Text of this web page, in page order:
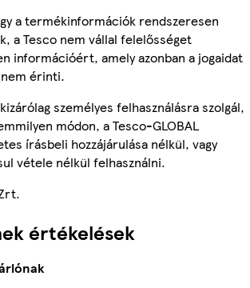
a termékinformációk rendszeresen
a Tesco nem vállal felelősséget
információért, amely azonban a jogaidat
érinti.
személyes felhasználásra szolgál,
módon, a Tesco-GLOBAL
írásbeli hozzájárulása nélkül, vagy
vétele nélkül felhasználni.
értékelések